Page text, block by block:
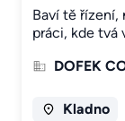
Baví tě řízení,
práci, kde tvá
DOFEK
Kladno